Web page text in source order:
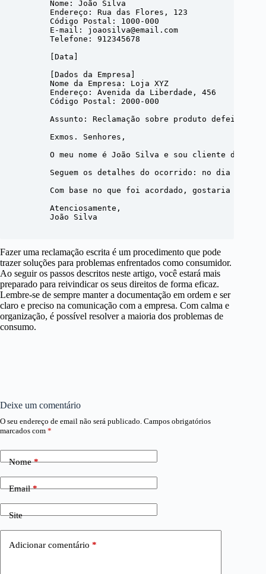
        Nome: João Silva
        Endereço: Rua das Flores, 123
        Código Postal: 1000-000
        E-mail: joaosilva@email.com
        Telefone: 912345678
        [Data]
        [Dados da Empresa]
        Nome da Empresa: Loja XYZ
        Endereço: Avenida da Liberdade, 456
        Código Postal: 2000-000
        Assunto: Reclamação sobre produto defeituoso
        Exmos. Senhores,
O meu nome é João Silva e sou cliente da
Seguem os detalhes do ocorrido: no dia 17
Com base no que foi acordado, gostaria de
        Atenciosamente,
        João Silva
Fazer uma reclamação escrita é um procedimento que pode
trazer soluções para problemas enfrentados como consumidor.
Ao seguir os passos descritos neste artigo, você estará mais
preparado para reivindicar os seus direitos de forma eficaz.
Lembre-se de sempre manter a documentação em ordem e ser
claro e preciso na comunicação com a empresa. Com calma e
organização, é possível resolver a maioria dos problemas de
consumo.
Deixe um comentário
O seu endereço de email não será publicado. Campos obrigatórios
marcados com *
Nome*
Email*
Site
Adicionar comentário *